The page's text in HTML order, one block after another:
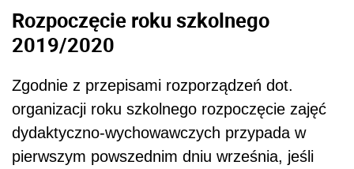
Rozpoczęcie roku szkolnego
2019/2020
Zgodnie z przepisami rozporządzeń dot.
organizacji roku szkolnego rozpoczęcie zajęć
dydaktyczno-wychowawczych przypada w
pierwszym powszednim dniu września, jeśli